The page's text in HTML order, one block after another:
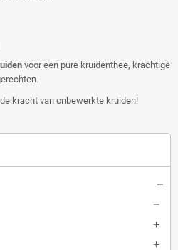
voor een pure kruidenthee, krachtige
kracht van onbewerkte kruiden!